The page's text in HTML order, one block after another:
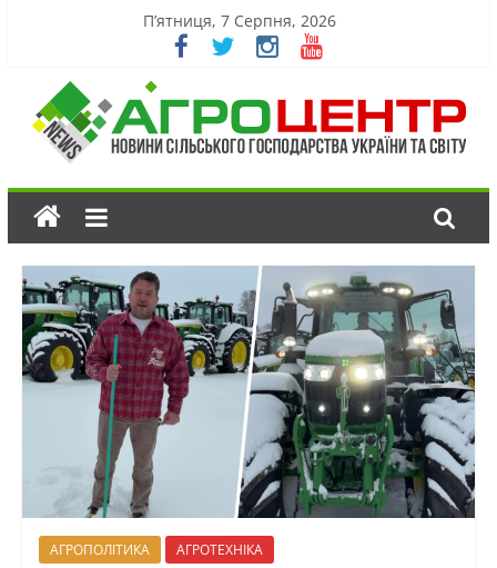
П’ятниця, 7 Серпня, 2026
АГРОПОЛІТИКА АГРОТЕХНІКА